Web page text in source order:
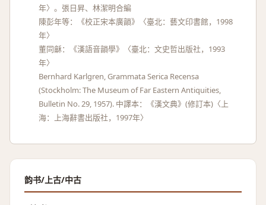
年〉。張日昇、林潔明合編
陳彭年等：《校正宋本廣韻》〈臺北：藝文印書館，1998
年〉
董同龢：《漢語音韻學》〈臺北：文史哲出版社，1993
年〉
Bernhard Karlgren, Grammata Serica Recensa
(Stockholm: The Museum of Far Eastern Antiquities,
Bulletin No. 29, 1957). 中譯本：《漢文典》(修訂本)〈上
海：上海辭書出版社，1997年〉
韵书/上古/中古